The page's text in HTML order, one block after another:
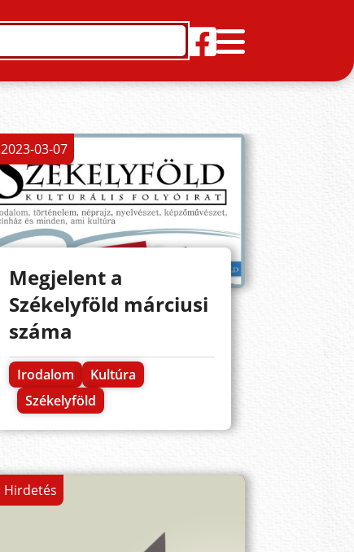
2023-03-07
Megjelent a
Székelyföld márciusi
száma
Irodalom
Kultúra
Székelyföld
Hirdetés